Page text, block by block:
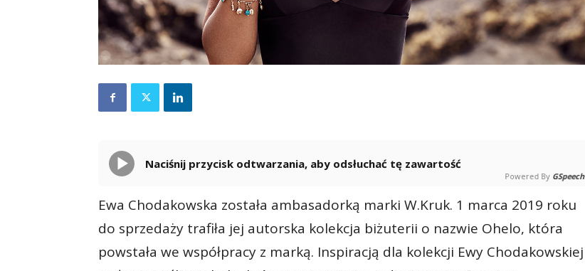
Naciśnij przycisk odtwarzania, aby odsłuchać tę zawartość
Powered By GSpeech
Ewa Chodakowska została ambasadorką marki W.Kruk. 1 marca 2019 roku
do sprzedaży trafiła jej autorska kolekcja biżuterii o nazwie Ohelo, która
powstała we współpracy z marką. Inspiracją dla kolekcji Ewy Chodakowskiej